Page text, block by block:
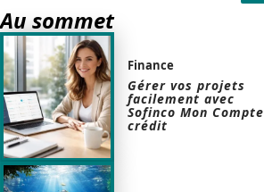
Au sommet
Finance
Gérer vos projets
facilement avec
Sofinco Mon Compte
crédit